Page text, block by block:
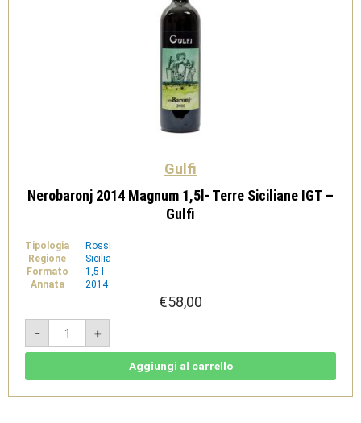
Gulfi
Nerobaronj 2014 Magnum 1,5l- Terre Siciliane IGT –
Gulfi
Tipologia
Rossi
Regione
Sicilia
Formato
1,5 l
Annata
2014
€58,00
-
Nerobaronj
2014
Magnum
1,5l-
-
+
Aggiungi al carrello